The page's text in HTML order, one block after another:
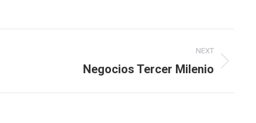
NEXT
Negocios Tercer Milenio